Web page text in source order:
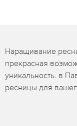
Наращивание
прекрасная
уникальность. в
ресницы для